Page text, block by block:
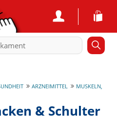
ARZNEIMITTEL
MUSKELN,
& Schulter